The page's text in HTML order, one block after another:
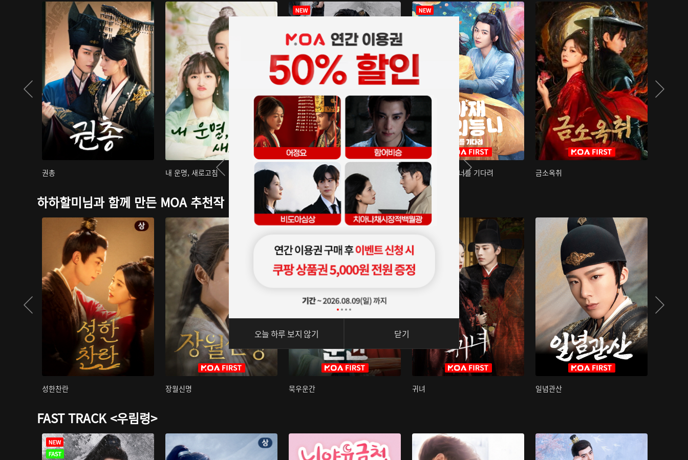
권총 내 운명, 새로고침 아재저리등니 : 너를 기다려 금소옥취
하하할미님과 함께 만든 MOA 추천작
성한찬란 장월신명 묵우운간 귀녀 일념관산
FAST TRACK <우림령>
오늘 하루 보지 않기 닫기